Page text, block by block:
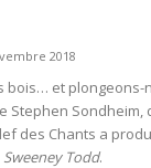
2018
bois… et plongeons-
Stephen Sondheim,
des Chants a
Sweeney Todd.